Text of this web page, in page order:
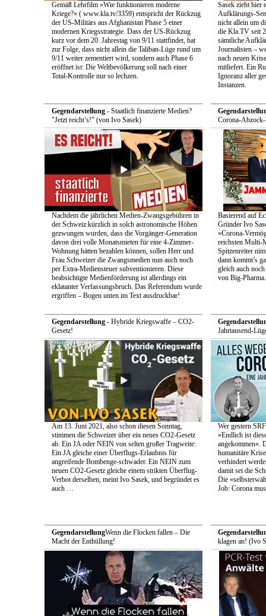
Gemäß Lehrfilm »Wie funktionieren moderne
Kriege?« ( www.kla.tv/3359) entspricht der Rückzug
der US-Militärs aus Afghanistan Phase 5 einer
modernen Kriegsstrategie. Dass der US-Rückzug
kurz vor dem 20. Jahrestag von 9/11 stattfindet, hat
zur Folge, dass nicht allein die Taliban-Lüge rund um
9/11 weiter zementiert wird, sondern auch Phase 6
eröffnet ist: Die Weltbevölkerung soll nach einer
Total-Kontrolle nur so lechzen.
Sasek zieht hier
Aufklärungs-
nicht allein um
die Kla.TV seit
sämtliche
Journalisten –
nach neuen
mitliefert. Ein
Ignoranz aller
Instanzen.
Gegendarstellung- Staatlich finanzierte Medien?
"Jetzt reicht’s!" (von Ivo Sasek)
Nachdem die jährlichen Medien-Zwangsgebühren in
der Schweiz kürzlich in solch astronomische Höhen
gezwungen wurden, dass die Vorgänger-Generation
davon drei volle Monatsmieten für eine 4-Zimmer-
Wohnung hätten bezahlen können, sollen Herr und
Frau Schweizer die Zwangsmedien nun auch noch
per Extra-Mediensteuer subventionieren. Diese
beabsichtigte Medienförderung ist allerdings ein
eklatanter Verfassungsbruch. Das Referendum wurde
ergriffen – Bogen unten im Text ausdruckbar!
Corona-
Basierend auf
Gründer Ivo
»Corona-
reichsten Multi-
Spitzenreiter
dann kommt’s
gleich auch
von Big-
Gegendarstellung- Hybride Kriegswaffe – CO2-
Gesetz!
Am 13. Juni 2021, also schon diesen Sonntag,
stimmen die Schweizer über ein neues CO2-Gesetz
ab. Ein JA oder NEIN von selten großer Tragweite:
Ein JA gleiche einer Überflugs-Erlaubnis für
angreifende Bombenge-schwader. Ein NEIN zum
neuen CO2-Gesetz gleiche einem strikten Überflug-
Verbot derselben, meint Ivo Sasek, und begründet es
auch …
Jahrtausend-
Wer gestern
»Endlich ist
angekommen«.
humanitäre
verhindert
damit sei die
Die
Job: Corona
GegendarstellungWenn die Flocken fallen – Die
Macht der Enthüllung!
klagen an! (Ivo